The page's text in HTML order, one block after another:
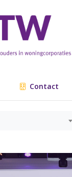
Contact